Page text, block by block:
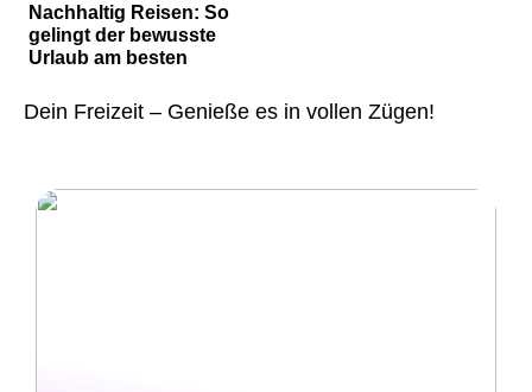
Nachhaltig Reisen: So
gelingt der bewusste
Urlaub am besten
Dein Freizeit – Genieße es in vollen Zügen!